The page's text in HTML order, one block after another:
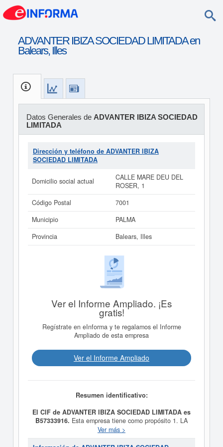
ADVANTER IBIZA SOCIEDAD LIMITADA en
Balears, Illes
Datos Generales de ADVANTER IBIZA SOCIEDAD
LIMITADA
Dirección y teléfono de ADVANTER IBIZA
SOCIEDAD LIMITADA
Domicilio social actual
CALLE MARE DEU DEL
ROSER, 1
Código Postal
7001
Municipio
PALMA
Provincia
Balears, Illes
Ver el Informe Ampliado. ¡Es
gratis!
Regístrate en eInforma y te regalamos el Informe
Ampliado de esta empresa
Ver el Informe Ampliado
Resumen identificativo:
El CIF de ADVANTER IBIZA SOCIEDAD LIMITADA es
B57333916. Esta empresa tiene como propósito 1. LA
COMPRAVENTA, PERMUTA, ADQUISICION,
ENAJENACION Y ARRENDAMIENTO DE FINCAS
Ver más >